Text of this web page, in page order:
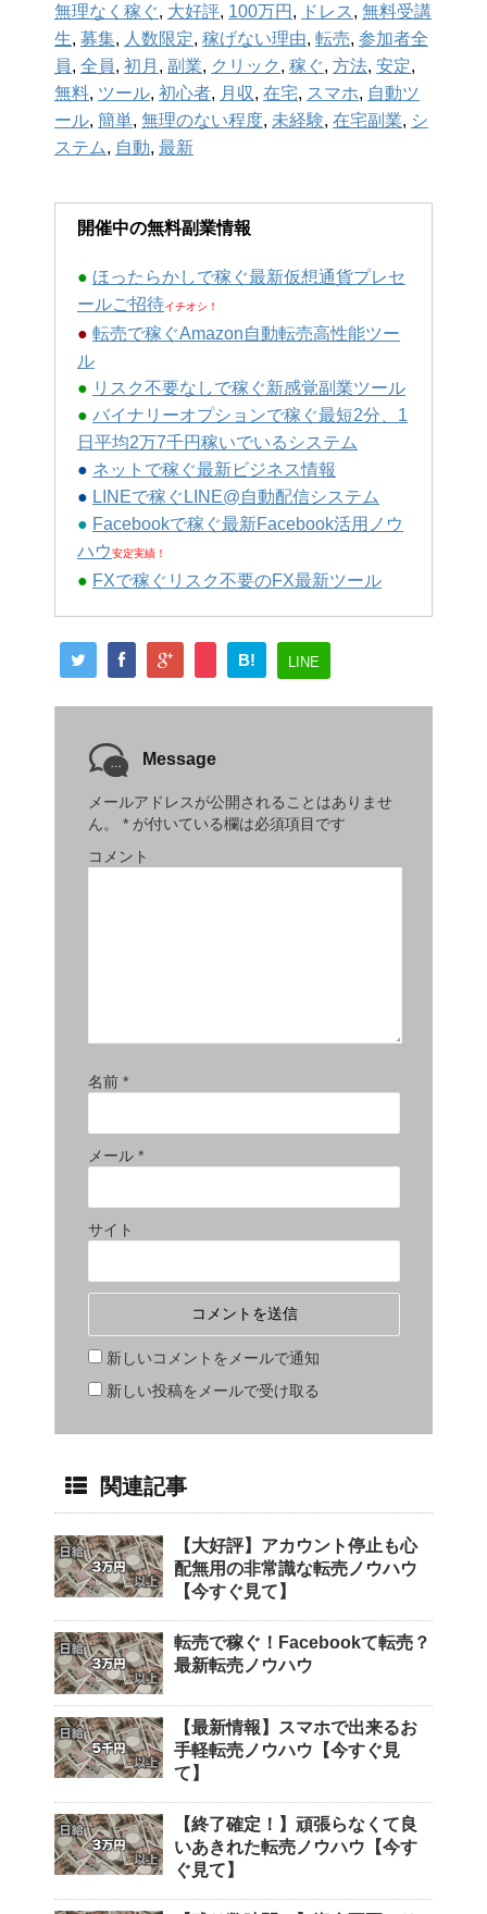
無理なく稼ぐ, 大好評, 100万円 , ドレス , 無料受講
生, 募集, 人数限定, 稼げない理由, 転売, 参加者全
員, 全員, 初月 , 副業, クリック , 稼ぐ, 方法, 安定,
無料, ツール, 初心者, 月収, 在宅, スマホ, 自動ツ
ール, 簡単, 無理のない程度, 未経験, 在宅副業, シ
ステム, 自動, 最新
開催中の無料副業情報
● ほったらかしで稼ぐ最新仮想通貨プレセ
ールご招待イチオシ！
● 転売で稼ぐAmazon自動転売高性能ツー
ル
● リスク不要なしで稼ぐ新感覚副業ツール
● バイナリーオプションで稼ぐ最短2分、1
日平均2万7千円稼いでいるシステム
● ネットで稼ぐ最新ビジネス情報
● LINEで稼ぐLINE@自動配信システム
● Facebookで稼ぐ最新Facebook活用ノウ
ハウ安定実績！
● FXで稼ぐリスク不要のFX最新ツール
B! LINE
Message
メールアドレスが公開されることはありませ
ん。
* が付いている欄は必須項目です
コメント
名前 *
メール *
サイト
新しいコメントをメールで通知
新しい投稿をメールで受け取る
関連記事
【大好評】アカウント停止も心
配無用の非常識な転売ノウハウ
【今すぐ見て】
転売で稼ぐ！Facebookて転売？
最新転売ノウハウ
【最新情報】スマホで出来るお
手軽転売ノウハウ【今すぐ見
て】
【終了確定！】頑張らなくて良
いあきれた転売ノウハウ【今す
ぐ見て】